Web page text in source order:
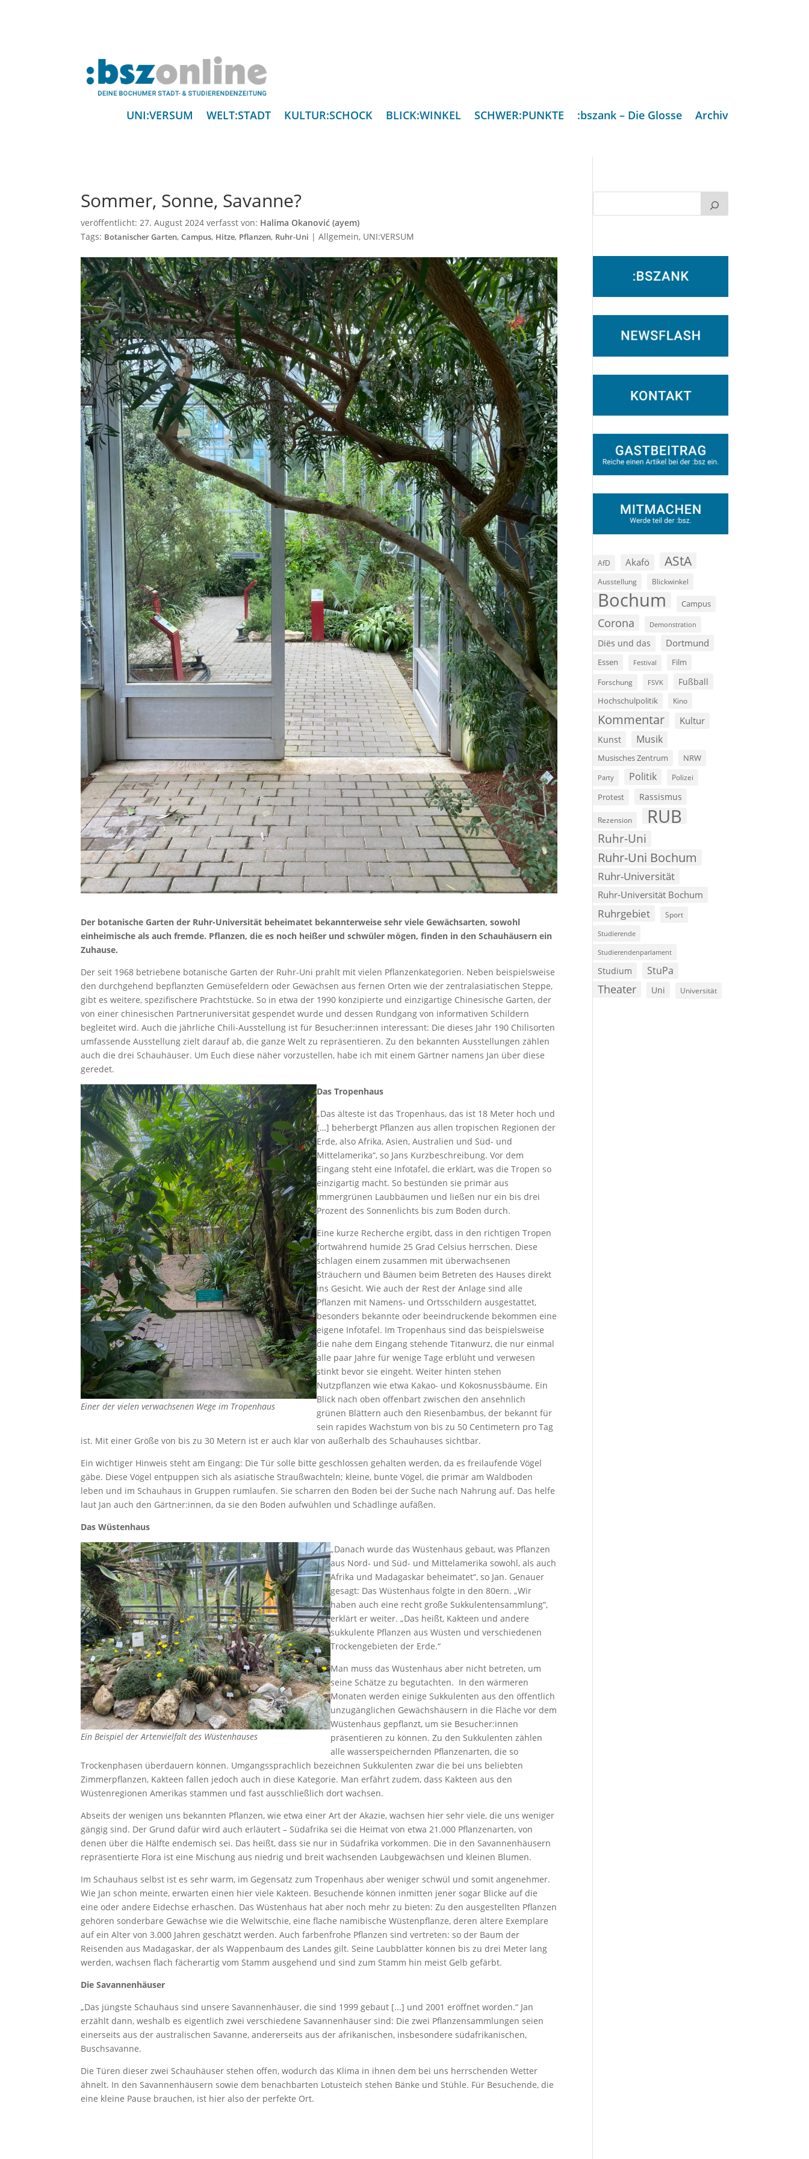
UNI:VERSUM WELT:STADT KULTUR:SCHOCK BLICK:WINKEL SCHWER:PUNKTE :bszank – Die Glosse Archiv
Sommer, Sonne, Savanne?
veröffentlicht:27. August 2024 verfasst von: Halima Okanović (ayem)
Tags: Botanischer Garten,Campus, Hitze, Pflanzen, Ruhr-Uni |Allgemein, UNI:VERSUM
Der botanische Garten der Ruhr-Universität beheimatet bekannterweise sehr viele Gewächsarten, sowohl
einheimische als auch fremde. Pflanzen, die es noch heißer und schwüler mögen, finden in den Schauhäusern ein
Zuhause.
Der seit 1968 betriebene botanische Garten der Ruhr-Uni prahlt mit vielen Pflanzenkategorien. Neben beispielsweise
den durchgehend bepflanzten Gemüsefeldern oder Gewächsen aus fernen Orten wie der zentralasiatischen Steppe,
gibt es weitere, spezifischere Prachtstücke. So in etwa der 1990 konzipierte und einzigartige Chinesische Garten, der
von einer chinesischen Partneruniversität gespendet wurde und dessen Rundgang von informativen Schildern
begleitet wird. Auch die jährliche Chili-Ausstellung ist für Besucher:innen interessant: Die dieses Jahr 190 Chilisorten
umfassende Ausstellung zielt darauf ab, die ganze Welt zu repräsentieren. Zu den bekannten Ausstellungen zählen
auch die drei Schauhäuser. Um Euch diese näher vorzustellen, habe ich mit einem Gärtner namens Jan über diese
geredet.
Einer der vielen verwachsenen Wege im Tropenhaus
Das Tropenhaus
„Das älteste ist das Tropenhaus, das ist 18 Meter hoch und
[…] beherbergt Pflanzen aus allen tropischen Regionen der
Erde, also Afrika, Asien, Australien und Süd- und
Mittelamerika“, so Jans Kurzbeschreibung. Vor dem
Eingang steht eine Infotafel, die erklärt, was die Tropen so
einzigartig macht. So bestünden sie primär aus
immergrünen Laubbäumen und ließen nur ein bis drei
Prozent des Sonnenlichts bis zum Boden durch.
Eine kurze Recherche ergibt, dass in den richtigen Tropen
fortwährend humide 25 Grad Celsius herrschen. Diese
schlagen einem zusammen mit überwachsenen
Sträuchern und Bäumen beim Betreten des Hauses direkt
ins Gesicht. Wie auch der Rest der Anlage sind alle
Pflanzen mit Namens- und Ortsschildern ausgestattet,
besonders bekannte oder beeindruckende bekommen eine
eigene Infotafel. Im Tropenhaus sind das beispielsweise
die nahe dem Eingang stehende Titanwurz, die nur einmal
alle paar Jahre für wenige Tage erblüht und verwesen
stinkt bevor sie eingeht. Weiter hinten stehen
Nutzpflanzen wie etwa Kakao- und Kokosnussbäume. Ein
Blick nach oben offenbart zwischen den ansehnlich
grünen Blättern auch den Riesenbambus, der bekannt für
sein rapides Wachstum von bis zu 50 Centimetern pro Tag
ist. Mit einer Größe von bis zu 30 Metern ist er auch klar von außerhalb des Schauhauses sichtbar.
Ein wichtiger Hinweis steht am Eingang: Die Tür solle bitte geschlossen gehalten werden, da es freilaufende Vögel
gäbe. Diese Vögel entpuppen sich als asiatische Straußwachteln; kleine, bunte Vögel, die primär am Waldboden
leben und im Schauhaus in Gruppen rumlaufen. Sie scharren den Boden bei der Suche nach Nahrung auf. Das helfe
laut Jan auch den Gärtner:innen, da sie den Boden aufwühlen und Schädlinge aufäßen.
Das Wüstenhaus
Ein Beispiel der Artenvielfalt des Wüstenhauses
„Danach wurde das Wüstenhaus gebaut, was Pflanzen
aus Nord- und Süd- und Mittelamerika sowohl, als auch
Afrika und Madagaskar beheimatet“, so Jan. Genauer
gesagt: Das Wüstenhaus folgte in den 80ern. „Wir
haben auch eine recht große Sukkulentensammlung“,
erklärt er weiter. „Das heißt, Kakteen und andere
sukkulente Pflanzen aus Wüsten und verschiedenen
Trockengebieten der Erde.“
Man muss das Wüstenhaus aber nicht betreten, um
seine Schätze zu begutachten. In den wärmeren
Monaten werden einige Sukkulenten aus den öffentlich
unzugänglichen Gewächshäusern in die Fläche vor dem
Wüstenhaus gepflanzt, um sie Besucher:innen
präsentieren zu können. Zu den Sukkulenten zählen
alle wasserspeichernden Pflanzenarten, die so
Trockenphasen überdauern können. Umgangssprachlich bezeichnen Sukkulenten zwar die bei uns beliebten
Zimmerpflanzen, Kakteen fallen jedoch auch in diese Kategorie. Man erfährt zudem, dass Kakteen aus den
Wüstenregionen Amerikas stammen und fast ausschließlich dort wachsen.
Abseits der wenigen uns bekannten Pflanzen, wie etwa einer Art der Akazie, wachsen hier sehr viele, die uns weniger
gängig sind. Der Grund dafür wird auch erläutert – Südafrika sei die Heimat von etwa 21.000 Pflanzenarten, von
denen über die Hälfte endemisch sei. Das heißt, dass sie nur in Südafrika vorkommen. Die in den Savannenhäusern
repräsentierte Flora ist eine Mischung aus niedrig und breit wachsenden Laubgewächsen und kleinen Blumen.
Im Schauhaus selbst ist es sehr warm, im Gegensatz zum Tropenhaus aber weniger schwül und somit angenehmer.
Wie Jan schon meinte, erwarten einen hier viele Kakteen. Besuchende können inmitten jener sogar Blicke auf die
eine oder andere Eidechse erhaschen. Das Wüstenhaus hat aber noch mehr zu bieten: Zu den ausgestellten Pflanzen
gehören sonderbare Gewächse wie die Welwitschie, eine flache namibische Wüstenpflanze, deren ältere Exemplare
auf ein Alter von 3.000 Jahren geschätzt werden. Auch farbenfrohe Pflanzen sind vertreten: so der Baum der
Reisenden aus Madagaskar, der als Wappenbaum des Landes gilt. Seine Laubblätter können bis zu drei Meter lang
werden, wachsen flach fächerartig vom Stamm ausgehend und sind zum Stamm hin meist Gelb gefärbt.
Die Savannenhäuser
„Das jüngste Schauhaus sind unsere Savannenhäuser, die sind 1999 gebaut [...] und 2001 eröffnet worden.“ Jan
erzählt dann, weshalb es eigentlich zwei verschiedene Savannenhäuser sind: Die zwei Pflanzensammlungen seien
einerseits aus der australischen Savanne, andererseits aus der afrikanischen, insbesondere südafrikanischen,
Buschsavanne.
Die Türen dieser zwei Schauhäuser stehen offen, wodurch das Klima in ihnen dem bei uns herrschenden Wetter
ähnelt. In den Savannenhäusern sowie dem benachbarten Lotusteich stehen Bänke und Stühle. Für Besuchende, die
eine kleine Pause brauchen, ist hier also der perfekte Ort.
AfD Akafö AStA
Ausstellung Blickwinkel
Bochum Campus
Corona Demonstration
Diës und das Dortmund
Essen Festival Film
Forschung FSVK Fußball
Hochschulpolitik Kino
Kommentar Kultur
Kunst Musik
Musisches Zentrum NRW
Party Politik Polizei
Protest Rassismus
Rezension RUB
Ruhr-Uni
Ruhr-Uni Bochum
Ruhr-Universität
Ruhr-Universität Bochum
Ruhrgebiet Sport
Studierende
Studierendenparlament
Studium StuPa
Theater Uni Universität